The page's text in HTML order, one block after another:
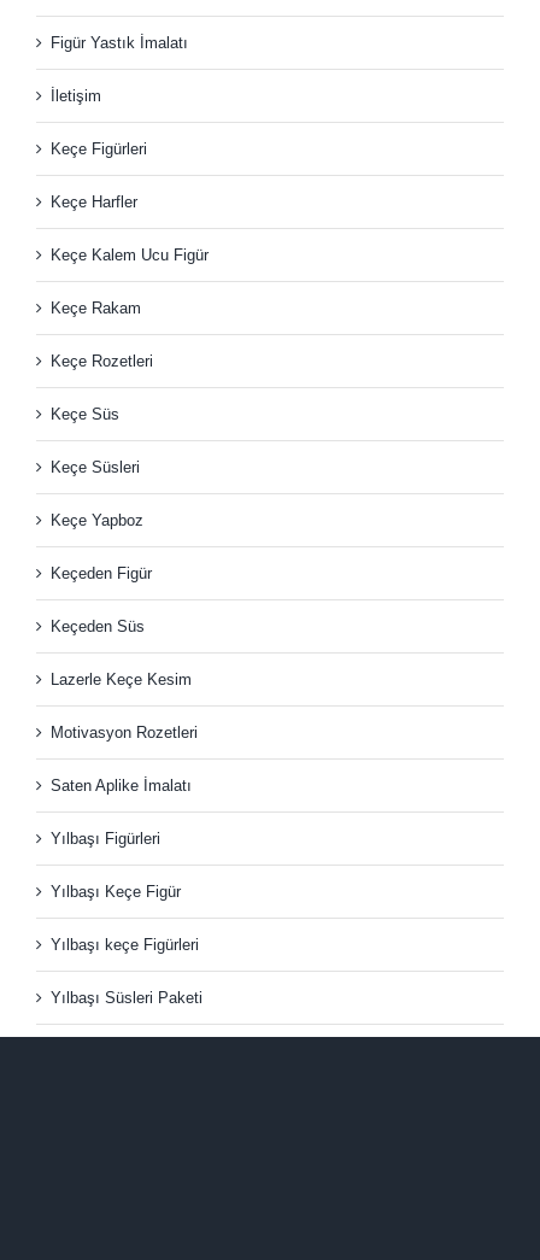
Figür Yastık İmalatı
İletişim
Keçe Figürleri
Keçe Harfler
Keçe Kalem Ucu Figür
Keçe Rakam
Keçe Rozetleri
Keçe Süs
Keçe Süsleri
Keçe Yapboz
Keçeden Figür
Keçeden Süs
Lazerle Keçe Kesim
Motivasyon Rozetleri
Saten Aplike İmalatı
Yılbaşı Figürleri
Yılbaşı Keçe Figür
Yılbaşı keçe Figürleri
Yılbaşı Süsleri Paketi